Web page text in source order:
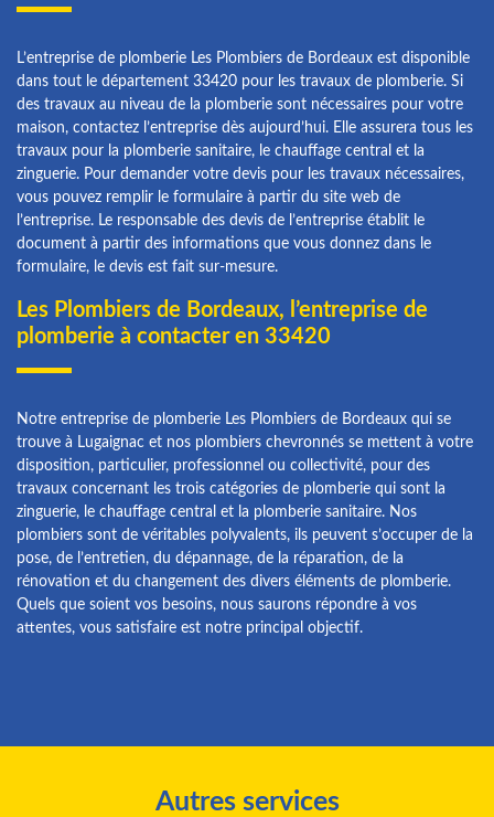
L’entreprise de plomberie Les Plombiers de Bordeaux est disponible
dans tout le département 33420 pour les travaux de plomberie. Si
des travaux au niveau de la plomberie sont nécessaires pour votre
maison, contactez l’entreprise dès aujourd’hui. Elle assurera tous les
travaux pour la plomberie sanitaire, le chauffage central et la
zinguerie. Pour demander votre devis pour les travaux nécessaires,
vous pouvez remplir le formulaire à partir du site web de
l’entreprise. Le responsable des devis de l’entreprise établit le
document à partir des informations que vous donnez dans le
formulaire, le devis est fait sur-mesure.
Les Plombiers de Bordeaux, l’entreprise de
plomberie à contacter en 33420
Notre entreprise de plomberie Les Plombiers de Bordeaux qui se
trouve à Lugaignac et nos plombiers chevronnés se mettent à votre
disposition, particulier, professionnel ou collectivité, pour des
travaux concernant les trois catégories de plomberie qui sont la
zinguerie, le chauffage central et la plomberie sanitaire. Nos
plombiers sont de véritables polyvalents, ils peuvent s’occuper de la
pose, de l’entretien, du dépannage, de la réparation, de la
rénovation et du changement des divers éléments de plomberie.
Quels que soient vos besoins, nous saurons répondre à vos
attentes, vous satisfaire est notre principal objectif.
Autres services